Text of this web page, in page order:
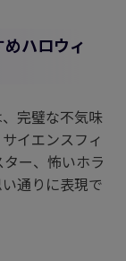
ハロウィ
完璧な不気味
イエンスフィ
ー、怖いホラ
通りに表現で